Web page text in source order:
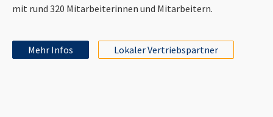
mit rund 320 Mitarbeiterinnen und Mitarbeitern.
Mehr Infos Lokaler Vertriebspartner